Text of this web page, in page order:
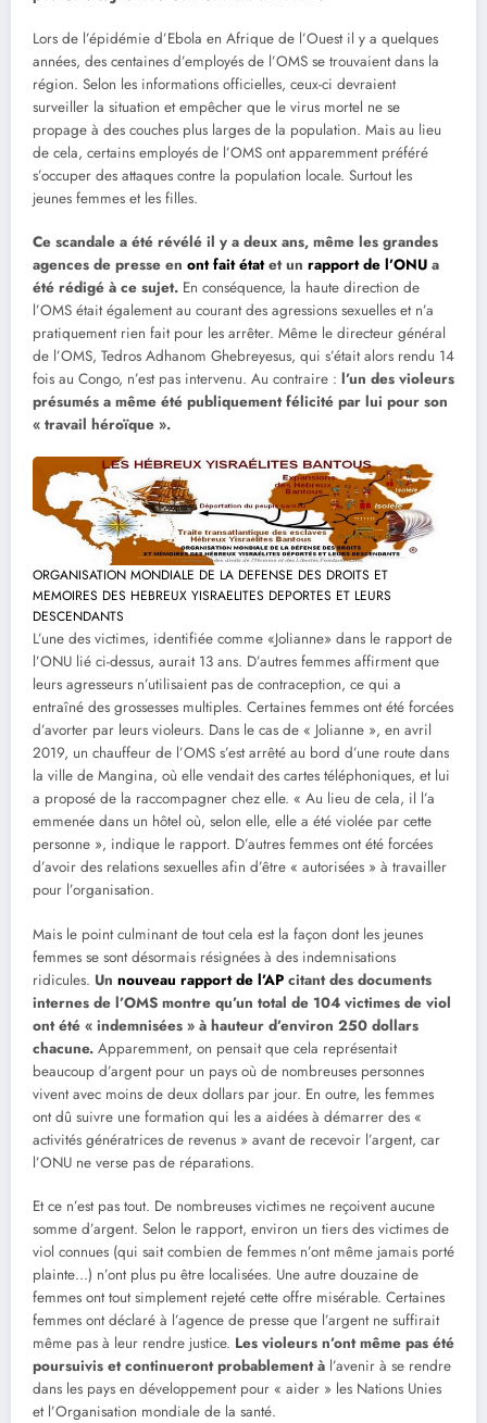
Lors de l’épidémie d’Ebola en Afrique de l’Ouest il y a quelques
années, des centaines d’employés de l’OMS se trouvaient dans la
région. Selon les informations officielles, ceux-ci devraient
surveiller la situation et empêcher que le virus mortel ne se
propage à des couches plus larges de la population. Mais au lieu
de cela, certains employés de l’OMS ont apparemment préféré
s’occuper des attaques contre la population locale. Surtout les
jeunes femmes et les filles.
Ce scandale a été révélé il y a deux ans, même les grandes
agences de presse en ont fait étatet un rapport de l’ONU a
été rédigé à ce sujet. En conséquence, la haute direction de
l’OMS était également au courant des agressions sexuelles et n’a
pratiquement rien fait pour les arrêter. Même le directeur général
de l’OMS, Tedros Adhanom Ghebreyesus, qui s’était alors rendu 14
fois au Congo, n’est pas intervenu. Au contraire : l’un des violeurs
présumés a même été publiquement félicité par lui pour son
« travail héroïque ».
ORGANISATION MONDIALE DE LA DEFENSE DES DROITS ET
MEMOIRES DES HEBREUX YISRAELITES DEPORTES ET LEURS
DESCENDANTS
L’une des victimes, identifiée comme «Jolianne» dans le rapport de
l’ONU lié ci-dessus, aurait 13 ans. D’autres femmes affirment que
leurs agresseurs n’utilisaient pas de contraception, ce qui a
entraîné des grossesses multiples. Certaines femmes ont été forcées
d’avorter par leurs violeurs. Dans le cas de « Jolianne », en avril
2019, un chauffeur de l’OMS s’est arrêté au bord d’une route dans
la ville de Mangina, où elle vendait des cartes téléphoniques, et lui
a proposé de la raccompagner chez elle. « Au lieu de cela, il l’a
emmenée dans un hôtel où, selon elle, elle a été violée par cette
personne », indique le rapport. D’autres femmes ont été forcées
d’avoir des relations sexuelles afin d’être « autorisées » à travailler
pour l’organisation.
Mais le point culminant de tout cela est la façon dont les jeunes
femmes se sont désormais résignées à des indemnisations
ridicules. Un nouveau rapport de l’AP citant des documents
internes de l’OMS montre qu’un total de 104 victimes de viol
ont été « indemnisées » à hauteur d’environ 250 dollars
chacune. Apparemment, on pensait que cela représentait
beaucoup d’argent pour un pays où de nombreuses personnes
vivent avec moins de deux dollars par jour. En outre, les femmes
ont dû suivre une formation qui les a aidées à démarrer des «
activités génératrices de revenus » avant de recevoir l’argent, car
l’ONU ne verse pas de réparations.
Et ce n’est pas tout. De nombreuses victimes ne reçoivent aucune
somme d’argent. Selon le rapport, environ un tiers des victimes de
viol connues (qui sait combien de femmes n’ont même jamais porté
plainte…) n’ont plus pu être localisées. Une autre douzaine de
femmes ont tout simplement rejeté cette offre misérable. Certaines
femmes ont déclaré à l’agence de presse que l’argent ne suffirait
même pas à leur rendre justice. Les violeurs n’ont même pas été
poursuivis et continueront probablement à l’avenir à se rendre
dans les pays en développement pour « aider » les Nations Unies
et l’Organisation mondiale de la santé.